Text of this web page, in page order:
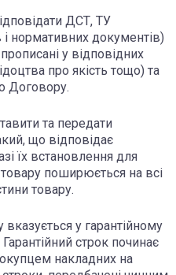
ДСТ, ТУ
нормативних документів)
у відповідних
про якість тощо) та
Договору.
та передати
що відповідає
їх встановлення для
товару поширюється на всі
товару.
вказується у гарантійному
строк починає
накладних на